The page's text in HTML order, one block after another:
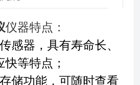
仪器特点：
感器，具有寿命长、
等特点；
储功能，可随时查看